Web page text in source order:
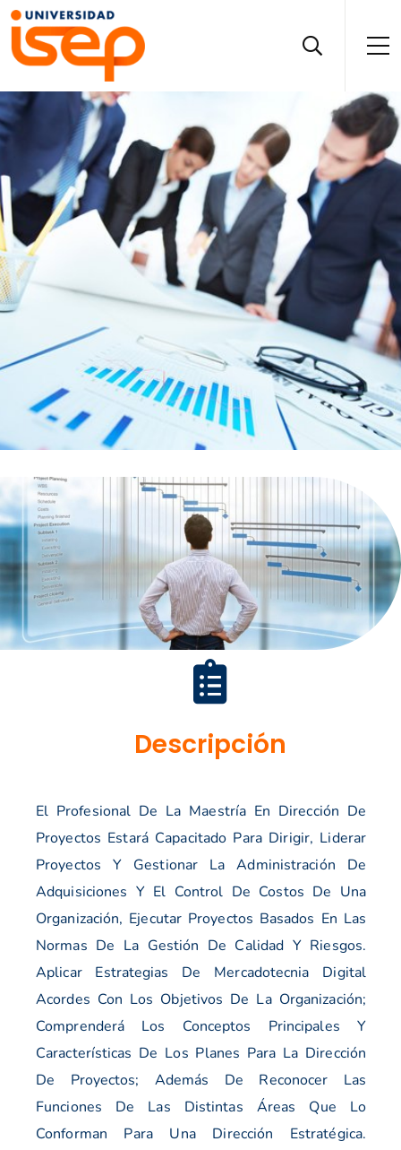
Maestría En Dirección De
Proyectos
Modalidad Online
Descripción
El Profesional De La Maestría En Dirección De
Proyectos Estará Capacitado Para Dirigir, Liderar
Proyectos Y Gestionar La Administración De
Adquisiciones Y El Control De Costos De Una
Organización, Ejecutar Proyectos Basados En Las
Normas De La Gestión De Calidad Y Riesgos.
Aplicar Estrategias De Mercadotecnia Digital
Acordes Con Los Objetivos De La Organización;
Comprenderá Los Conceptos Principales Y
Características De Los Planes Para La Dirección
De Proyectos; Además De Reconocer Las
Funciones De Las Distintas Áreas Que Lo
Conforman Para Una Dirección Estratégica.